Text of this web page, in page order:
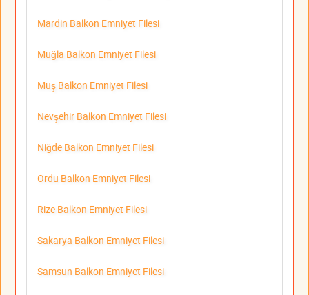
Mardin Balkon Emniyet Filesi
Muğla Balkon Emniyet Filesi
Muş Balkon Emniyet Filesi
Nevşehir Balkon Emniyet Filesi
Niğde Balkon Emniyet Filesi
Ordu Balkon Emniyet Filesi
Rize Balkon Emniyet Filesi
Sakarya Balkon Emniyet Filesi
Samsun Balkon Emniyet Filesi